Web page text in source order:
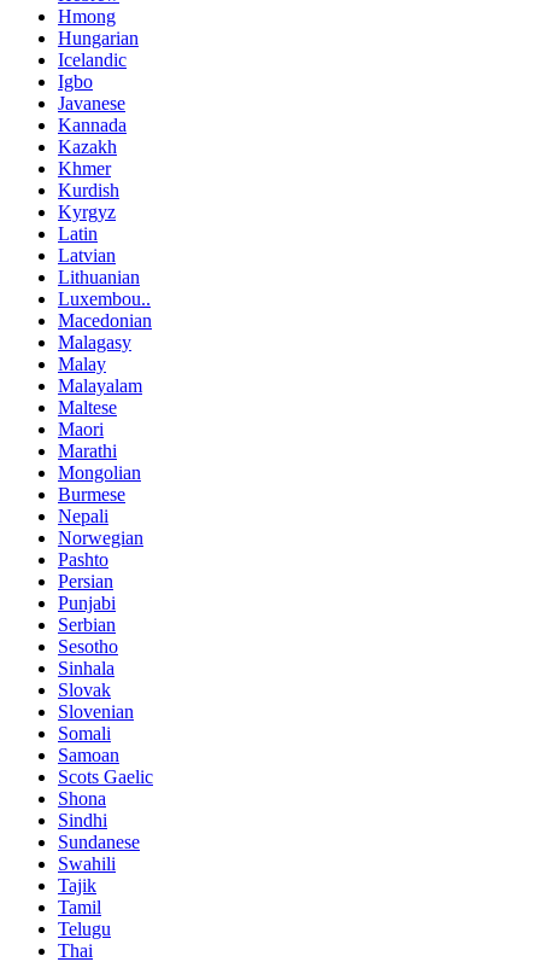
Hmong
Hungarian
Icelandic
Igbo
Javanese
Kannada
Kazakh
Khmer
Kurdish
Kyrgyz
Latin
Latvian
Lithuanian
Luxembou..
Macedonian
Malagasy
Malay
Malayalam
Maltese
Maori
Marathi
Mongolian
Burmese
Nepali
Norwegian
Pashto
Persian
Punjabi
Serbian
Sesotho
Sinhala
Slovak
Slovenian
Somali
Samoan
Scots Gaelic
Shona
Sindhi
Sundanese
Swahili
Tajik
Tamil
Telugu
Thai